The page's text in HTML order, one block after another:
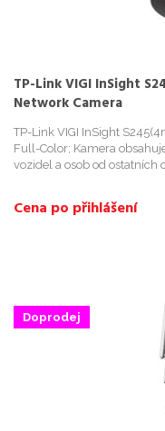
TP-Link VIGI InSight
Network Camera
TP-Link VIGI InSight
Full-Color; Kamera
vozidel a osob od
Cena po přihlášení
Doprodej